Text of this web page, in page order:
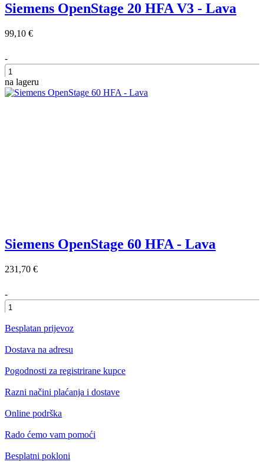
Siemens OpenStage 20 HFA V3 - Lava
99,10 €
-
+
na lageru
Siemens OpenStage 60 HFA - Lava
231,70 €
-
+
Besplatan prijevoz
Dostava na adresu
Pogodnosti za registrirane kupce
Razni načini plaćanja i dostave
Online podrška
Rado ćemo vam pomoći
Besplatni pokloni